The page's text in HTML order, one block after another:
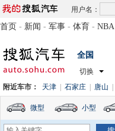
用户名：
首页 - 新闻 - 军事 - 体育 - NBA
全国
切换
附近车市： 天津 石家庄 唐山
微型 小型